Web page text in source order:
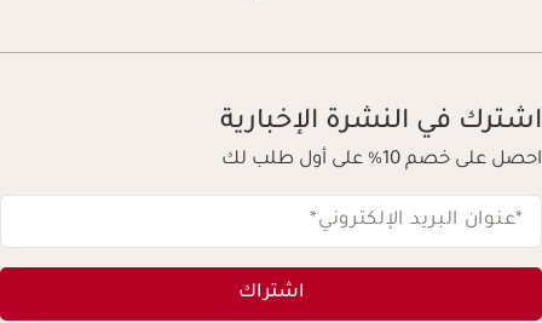
اشترك في النشرة الإخبارية
احصل على خصم 10% على أول طلب لك
*عنوان البريد الإلكتروني*
اشتراك